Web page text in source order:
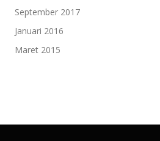
September 2017
Januari 2016
Maret 2015